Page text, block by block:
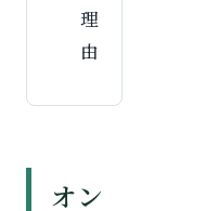
理
由
オン